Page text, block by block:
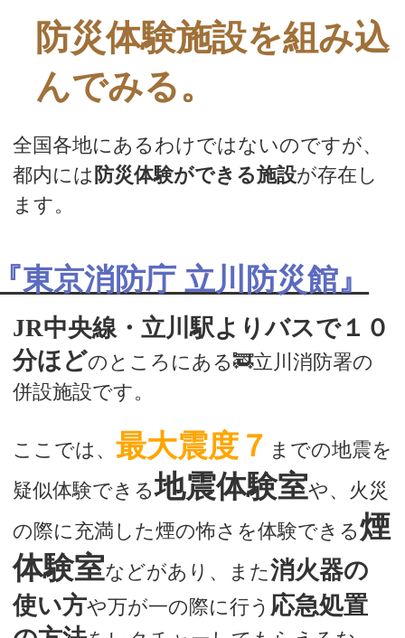
防災体験施設を組み込
んでみる。
全国各地にあるわけではないのですが、
都内には 防災体験ができる施設が存在し
ます。
東京消防庁 立川防災館』
JR中央線・立川駅よりバスで１０
分ほどのところにある🚒立川消防署の
併設施設です。
ここでは、 最大震度７ までの地震を
疑似体験できる地震体験室や、火災
の際に充満した煙の怖さを体験できる煙
体験室などがあり、また消火器の
使い方や万が一の際に行う 応急処置